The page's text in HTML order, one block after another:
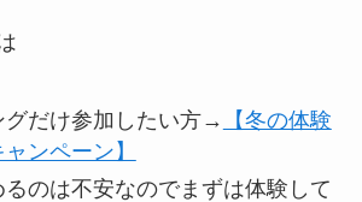
グだけ参加したい方→
【冬の体験
ンペーン】
のは不安なのでまずは体験して